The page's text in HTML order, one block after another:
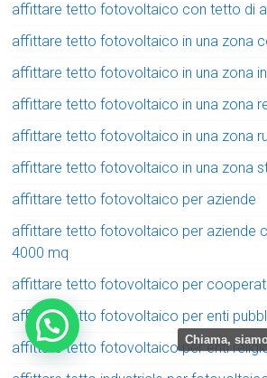
affittare tetto fotovoltaico con tetto di
affittare tetto fotovoltaico in una zona
affittare tetto fotovoltaico in una zona
affittare tetto fotovoltaico in una zona
affittare tetto fotovoltaico in una zona
affittare tetto fotovoltaico in una zona
affittare tetto fotovoltaico per aziende
affittare tetto fotovoltaico per aziende
4000 mq
affittare tetto fotovoltaico per
affittare tetto fotovoltaico per enti
affittare tetto fotovoltaico per enti
Chiama,